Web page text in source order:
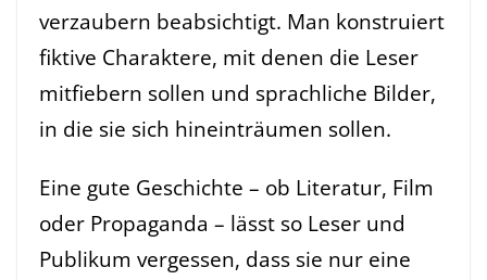
verzaubern beabsichtigt. Man konstruiert
fiktive Charaktere, mit denen die Leser
mitfiebern sollen und sprachliche Bilder,
in die sie sich hineinträumen sollen.
Eine gute Geschichte – ob Literatur, Film
oder Propaganda – lässt so Leser und
Publikum vergessen, dass sie nur eine